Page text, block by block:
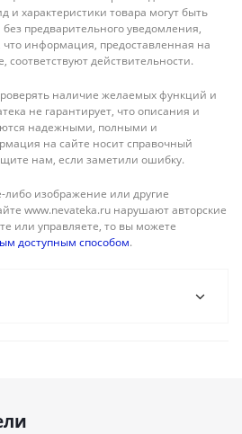
характеристики товара могут быть
предварительного уведомления,
информация, предоставленная на
действительности.
наличие желаемых функций и
не гарантирует, что описания и
надежными, полными и
на сайте носит справочный
нам, если заметили ошибку.
либо изображение или другие
www.nevateka.ru нарушают авторские
или управляете, то вы можете
доступным способом.